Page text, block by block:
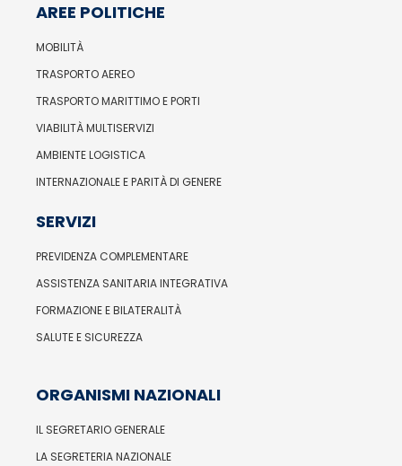
AREE POLITICHE
MOBILITÀ
TRASPORTO AEREO
TRASPORTO MARITTIMO E PORTI
VIABILITÀ MULTISERVIZI
AMBIENTE LOGISTICA
INTERNAZIONALE E PARITÀ DI GENERE
SERVIZI
PREVIDENZA COMPLEMENTARE
ASSISTENZA SANITARIA INTEGRATIVA
FORMAZIONE E BILATERALITÀ
SALUTE E SICUREZZA
ORGANISMI NAZIONALI
IL SEGRETARIO GENERALE
LA SEGRETERIA NAZIONALE